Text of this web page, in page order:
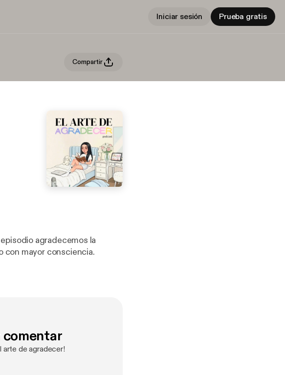
Iniciar sesión Prueba gratis
Compartir
con mayor consciencia.
comentar
arte de agradecer!